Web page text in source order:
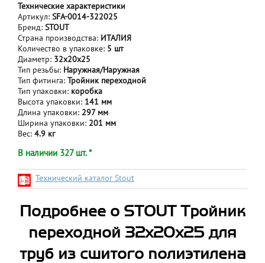
Технические характеристики
Артикул: SFA-0014-322025
Бренд: STOUT
Страна производства: ИТАЛИЯ
Количество в упаковке: 5 шт
Диаметр: 32х20х25
Тип резьбы: Наружная/Наружная
Тип фитинга: Тройник переходной
Тип упаковки: коробка
Высота упаковки: 141 мм
Длина упаковки: 297 мм
Ширина упаковки: 201 мм
Вес: 4.9 кг
В наличии 327 шт. *
Технический каталог Stout
Подробнее о STOUT Тройник
переходной 32x20x25 для
труб из сшитого полиэтилена